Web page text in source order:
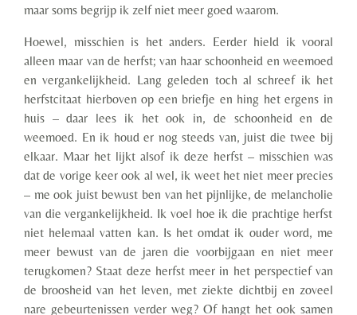
maar soms begrijp ik zelf niet meer goed waarom.
Hoewel, misschien is hetanders. Eerder hield ik vooral
alleen maar van de herfst; van haar schoonheid en weemoed
en vergankelijkheid. Lang geleden toch al schreef ik het
herfstcitaat hierboven op een briefje en hing het ergens in
huis – daar lees ik het ook in, de schoonheid en de
weemoed. En ik houd er nog steeds van, juist die twee bij
elkaar. Maar het lijkt alsof ik deze herfst – misschien was
dat de vorige keer ook al wel, ik weet het niet meer precies
– me ook juist bewust ben van het pijnlijke,de melancholie
van die vergankelijkheid. Ik voel hoe ik die prachtige herfst
niet helemaal vatten kan. Is het omdat ik ouder word,me
meer bewust van de jaren die voorbijgaan en niet meer
terugkomen? Staat deze herfst meer in het perspectief van
de broosheid van het leven, met ziekte dichtbij en zoveel
nare gebeurtenissen verder weg? Of hangt het ook samen